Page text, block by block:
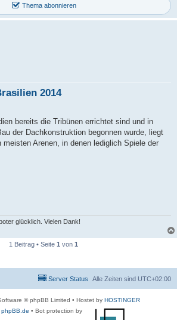
Thema abonnieren
2014
bereits die Tribünen errichtet sind und in
der Dachkonstruktion begonnen wurde, liegt
meisten Arenen, in denen lediglich Spiele der
glücklich. Vielen Dank!
1 Beitrag • Seite 1 von 1
Alle Zeiten sind UTC+02:00
Server Status
© phpBB Limited • Hostet by HOSTINGER
phpBB.de • Bot protection by